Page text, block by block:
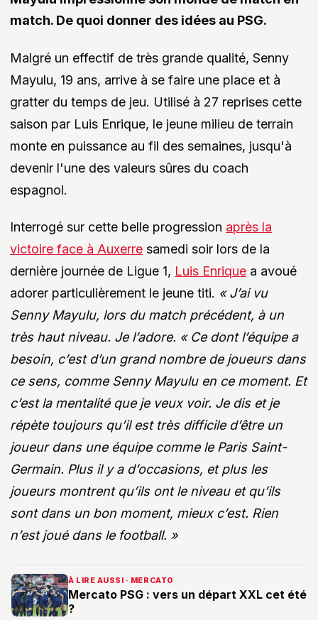
match. De quoi donner des idées au PSG.
Malgré un effectif de très grande qualité, Senny
Mayulu, 19 ans, arrive à se faire une place et à
gratter du temps de jeu. Utilisé à 27 reprises cette
saison par Luis Enrique, le jeune milieu de terrain
monte en puissance au fil des semaines, jusqu'à
devenir l'une des valeurs sûres du coach
espagnol.
Interrogé sur cette belle progression après la
victoire face à Auxerre samedi soir lors de la
dernière journée de Ligue 1, Luis Enrique a avoué
adorer particulièrement le jeune titi. « J’ai vu
Senny Mayulu, lors du match précédent, à un
très haut niveau. Je l’adore. « Ce dont l’équipe a
besoin, c’est d’un grand nombre de joueurs dans
ce sens, comme Senny Mayulu en ce moment. Et
c’est la mentalité que je veux voir. Je dis et je
répète toujours qu’il est très difficile d’être un
joueur dans une équipe comme le Paris Saint-
Germain. Plus il y a d’occasions, et plus les
joueurs montrent qu’ils ont le niveau et qu’ils
sont dans un bon moment, mieux c’est. Rien
n’est joué dans le football. »
À LIRE AUSSI · MERCATO
Mercato PSG : vers un départ XXL cet été
?